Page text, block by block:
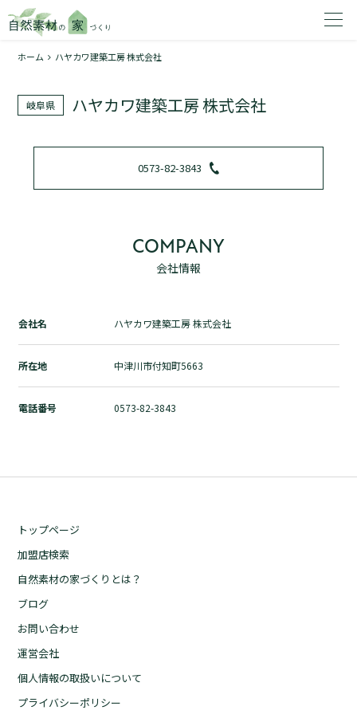
1
トップページ
加盟店検索
自然素材の家づくりとは？
ホーム ハヤカワ建築工房 株式会社
岐阜県 ハヤカワ建築工房 株式会社
0573-82-3843
COMPANY
会社情報
会社名 ハヤカワ建築工房 株式会社
所在地 中津川市付知町5663
電話番号 0573-82-3843
トップページ
加盟店検索
自然素材の家づくりとは？
ブログ
お問い合わせ
運営会社
個人情報の取扱いについて
プライバシーポリシー